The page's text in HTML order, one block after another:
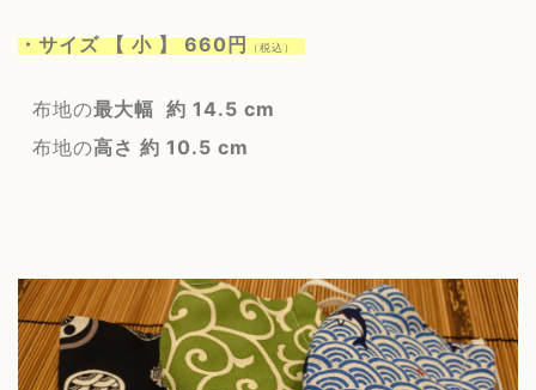
・サイズ 【 小 】 660円 （税込）
布地の最大幅 約 14.5 cm
布地の高さ 約 10.5 cm